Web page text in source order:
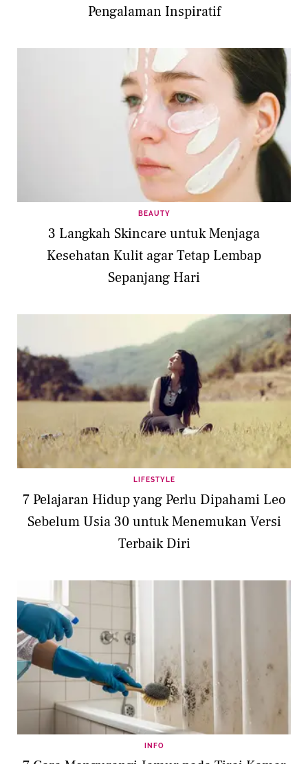
Pengalaman Inspiratif
BEAUTY
3 Langkah Skincare untuk Menjaga
Kesehatan Kulit agar Tetap Lembap
Sepanjang Hari
LIFESTYLE
7 Pelajaran Hidup yang Perlu Dipahami Leo
Sebelum Usia 30 untuk Menemukan Versi
Terbaik Diri
INFO